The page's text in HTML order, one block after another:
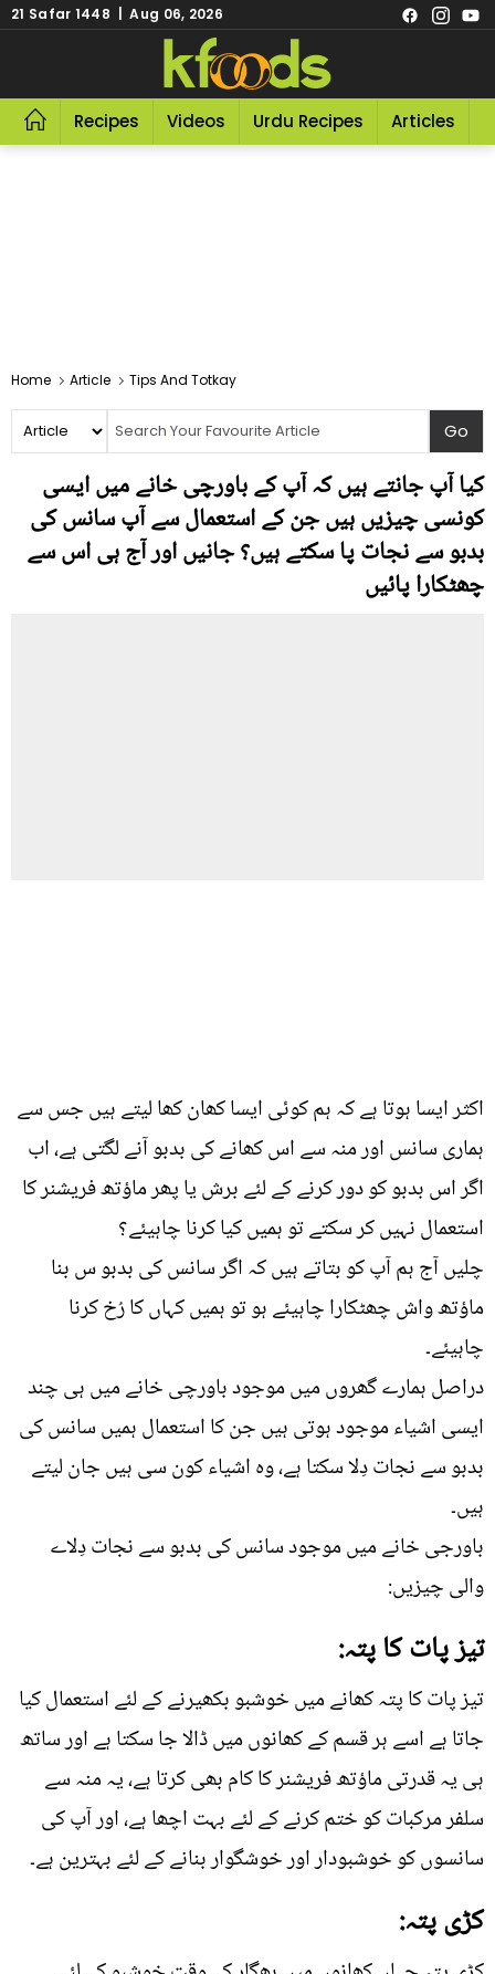
21 Safar 1448 | Aug 06, 2026
Recipes Videos Urdu Recipes Articles
Home Article Tips And Totkay
کیا آپ جانتے ہیں کہ آپ کے باورچی خانے میں ایسی
کونسی چیزیں ہیں جن کے استعمال سے آپ سانس کی
بدبو سے نجات پا سکتے ہیں؟ جانیں اور آج ہی اس سے
چھٹکارا پائیں
اکثر ایسا ہوتا ہے کہ ہم کوئی ایسا کھان کھا لیتے ہیں جس سے
ہماری سانس اور منہ سے اس کھانے کی بدبو آنے لگتی ہے، اب
اگر اس بدبو کو دور کرنے کے لئے برش یا پھر ماؤتھ فریشنر کا
استعمال نہیں کر سکتے تو ہمیں کیا کرنا چاہیئے؟
چلیں آج ہم آپ کو بتاتے ہیں کہ اگر سانس کی بدبو س بنا
ماؤتھ واش چھٹکارا چاہیئے ہو تو ہمیں کہاں کا رُخ کرنا
چاہیئے۔
دراصل ہمارے گھروں میں موجود باورچی خانے میں ہی چند
ایسی اشیاء موجود ہوتی ہیں جن کا استعمال ہمیں سانس کی
بدبو سے نجات دِلا سکتا ہے، وہ اشیاء کون سی ہیں جان لیتے
ہیں۔
باورجی خانے میں موجود سانس کی بدبو سے نجات دِلاے
والی چیزیں:
تیز پات کا پتہ:
تیز پات کا پتہ کھانے میں خوشبو بکھیرنے کے لئے استعمال کیا
جاتا ہے اسے ہر قسم کے کھانوں میں ڈالا جا سکتا ہے اور ساتھ
ہی یہ قدرتی ماؤتھ فریشنر کا کام بھی کرتا ہے، یہ منہ سے
سلفر مرکبات کو ختم کرنے کے لئے بہت اچھا ہے، اور آپ کی
سانسوں کو خوشبودار اور خوشگوار بنانے کے لئے بہترین ہے۔
کڑی پتہ: